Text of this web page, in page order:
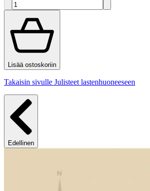
Lisää ostoskoriin
Takaisin sivulle Julisteet lastenhuoneeseen
Edellinen